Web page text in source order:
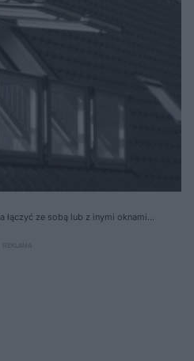
łączyć ze sobą lub z inymi oknami